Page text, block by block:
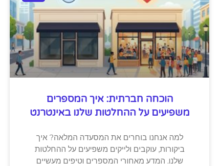
הוכחה חברתית: איך המספרים
משפיעים על ההחלטות שלנו באינטרנט
למה אנחנו בוחרים את המסעדה המלאה? איך
ביקורות, עוקבים ולייקים משפיעים על ההחלטות
שלנו. המדע מאחורי המספרים וטיפים מעשיים